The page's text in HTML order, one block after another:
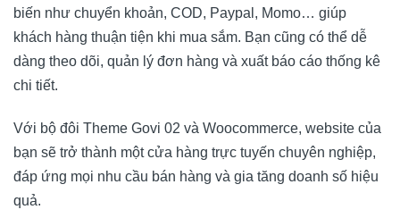
biến như chuyển khoản, COD, Paypal, Momo… giúp
khách hàng thuận tiện khi mua sắm. Bạn cũng có thể dễ
dàng theo dõi, quản lý đơn hàng và xuất báo cáo thống kê
chi tiết.
Với bộ đôi Theme Govi 02 và Woocommerce, website của
bạn sẽ trở thành một cửa hàng trực tuyến chuyên nghiệp,
đáp ứng mọi nhu cầu bán hàng và gia tăng doanh số hiệu
quả.